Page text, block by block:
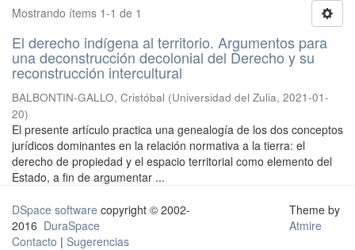
Mostrando ítems 1-1 de 1
El derecho indígena al territorio. Argumentos para
una deconstrucción decolonial del Derecho y su
reconstrucción intercultural
BALBONTIN-GALLO, Cristóbal (Universidad del Zulia, 2021-01-
20)
El presente artículo practica una genealogía de los dos conceptos
jurídicos dominantes en la relación normativa a la tierra: el
derecho de propiedad y el espacio territorial como elemento del
Estado, a fin de argumentar ...
DSpace software copyright © 2002-
2016 DuraSpace
Contacto | Sugerencias
Theme by
Atmire